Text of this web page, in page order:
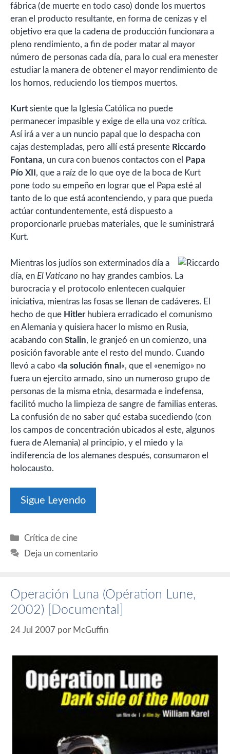
fábrica (de muerte en todo caso) donde los muertos
eran el producto resultante, en forma de cenizas y el
objetivo era que la cadena de producción funcionara a
pleno rendimiento, a fin de poder matar al mayor
número de personas cada día, para lo cual era menester
estudiar la manera de obtener el mayor rendimiento de
los hornos, reduciendo los tiempos muertos.
Kurt siente que la Iglesia Católica no puede
permanecer impasible y exige de ella una voz crítica.
Así irá a ver a un nuncio papal que lo despacha con
cajas destempladas, pero allí está presente Riccardo
Fontana, un cura con buenos contactos con el
Papa
Pío XII , que a raíz de lo que oye de la boca de Kurt
pone todo su empeño en lograr que el Papa esté al
tanto de lo que está acontenciendo, y para que pueda
actúar contundentemente, está dispuesto a
proporcionarle pruebas materiales, que le suministrará
Kurt.
Mientras los judíos son exterminados día a
día, en El Vaticano no hay grandes cambios. La
burocracia y el protocolo enlentecen cualquier
iniciativa, mientras las fosas se llenan de cadáveres. El
hecho de que Hitlerhubiera erradicado el comunismo
en Alemania y quisiera hacer lo mismo en Rusia,
acabando con Stalin, le granjeó en un comienzo, una
posición favorable ante el resto del mundo. Cuando
llevó a cabo « la solución final «, que el «enemigo» no
fuera un ejercito armado, sino un numeroso grupo de
personas de la misma etnia, desarmada e indefensa,
facilitó mucho la limpieza de sangre de familias enteras.
La confusión de no saber qué estaba sucediendo (con
los campos de concentración ubicados al este, algunos
fuera de Alemania) al principio, y el miedo y la
indiferencia de los alemanes después, consumaron el
holocausto.
Sigue Leyendo
Categorías
Crítica de cine
Deja un comentario
Operación Luna (Opération Lune,
2002) [Documental]
24 Jul 2007 por McGuffin